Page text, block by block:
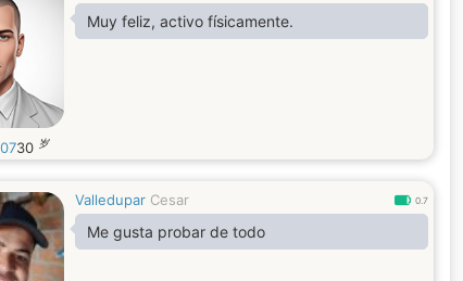
Muy feliz, activo físicamente.
30 岁
Valledupar Cesar 0.7
Me gusta probar de todo